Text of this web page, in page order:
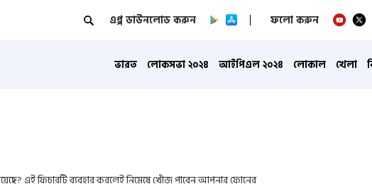
এপ্প ডাউনলোড করুন ফলো করুন
ভারত লোকসভা ২০২৪ আইপিএল ২০২৪ লোকাল খেলা
এই ফিচারটি ব্যবহার করলেই নিমেষে খোঁজ পাবেন আপনার ফোনের